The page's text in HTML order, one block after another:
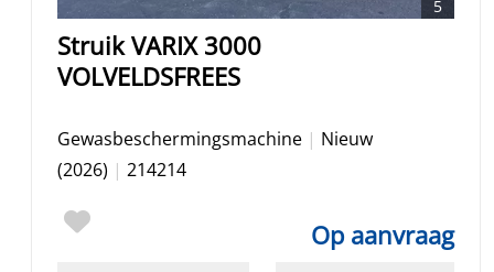
5
Struik VARIX 3000
VOLVELDSFREES
Gewasbeschermingsmachine | Nieuw
(2026) | 214214
Op aanvraag